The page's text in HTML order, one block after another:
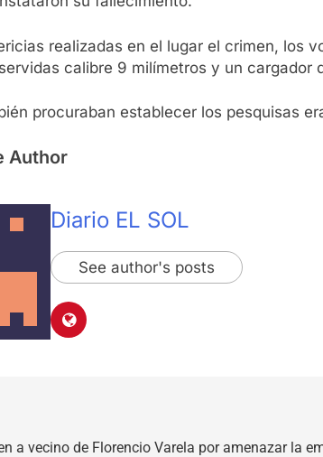
realizadas en el lugar el crimen, los
calibre 9 milímetros y un
procuraban establecer los pesquisas
Author
Diario EL SOL
See author's posts
a vecino de Florencio Varela por amenazar la